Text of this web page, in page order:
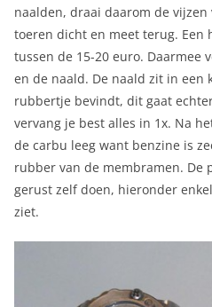
naalden, draai daarom de vijzen
toeren dicht en meet terug. Een
tussen de 15-20 euro. Daarmee
en de naald. De naald zit in een
rubbertje bevindt, dit gaat
vervang je best alles in 1x. Na
de carbu leeg want benzine is
rubber van de membramen. De
gerust zelf doen, hieronder
ziet.